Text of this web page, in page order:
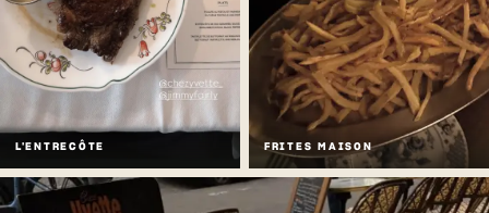
L'ENTRECÔTE FRITES MAISON